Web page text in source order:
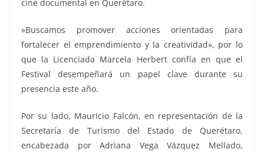
cine documental en Querétaro.
»Buscamos promover acciones orientadas para
fortalecer el emprendimiento y la creatividad», por lo
que la Licenciada Marcela Herbert confía en que el
Festival desempeñará un papel clave durante su
presencia este año.
Por su lado, Mauricio Falcón, en representación de la
Secretaría de Turismo del Estado de Querétaro,
encabezada por Adriana Vega Vázquez Mellado,